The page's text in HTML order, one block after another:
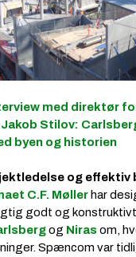
med direktør
Stilov:
byen og historien
og effektiv
C.F. Møller har
godt og
og Nirasom,
Spæncom var